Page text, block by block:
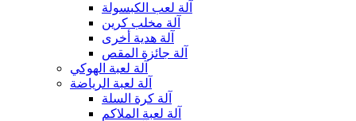
آلة لعب الكبسولة
آلة مخلب كرين
آلة هدية أخرى
آلة جائزة المقص
آلة لعبة الهوكي
آلة لعبة الرياضة
آلة كرة السلة
آلة لعبة الملاكم